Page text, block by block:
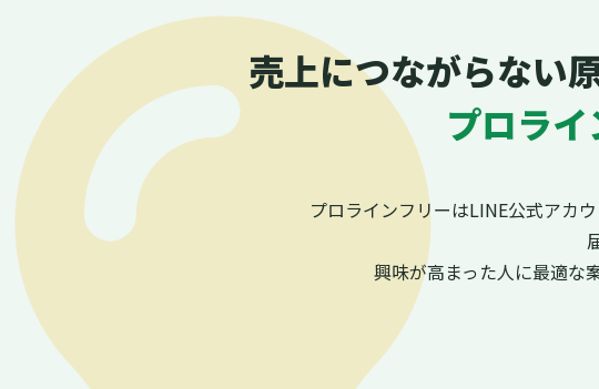
売上につながらない
プロライ
プロラインフリーはLINE公式アカ
興味が高まった人に最適な